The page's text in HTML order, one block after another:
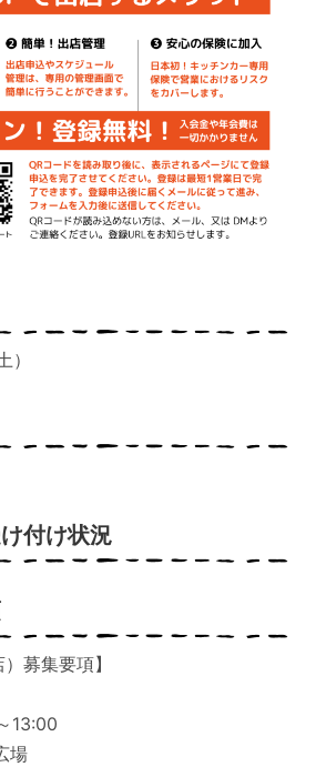
付け状況
募集要項】
13:00
場